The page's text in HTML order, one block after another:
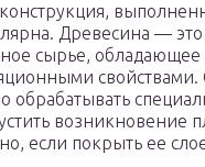
Древесина —
сырье,
свойствами.
обрабатывать
возникновение
если покрыть ее